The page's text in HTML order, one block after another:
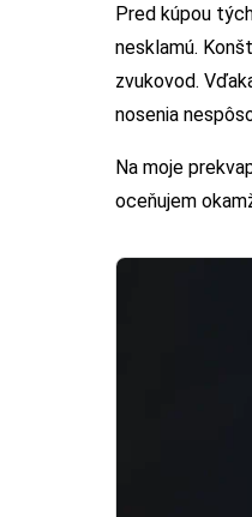
Pred kúpou
nesklamú.
zvukovod.
nosenia
Na moje
oceňujem